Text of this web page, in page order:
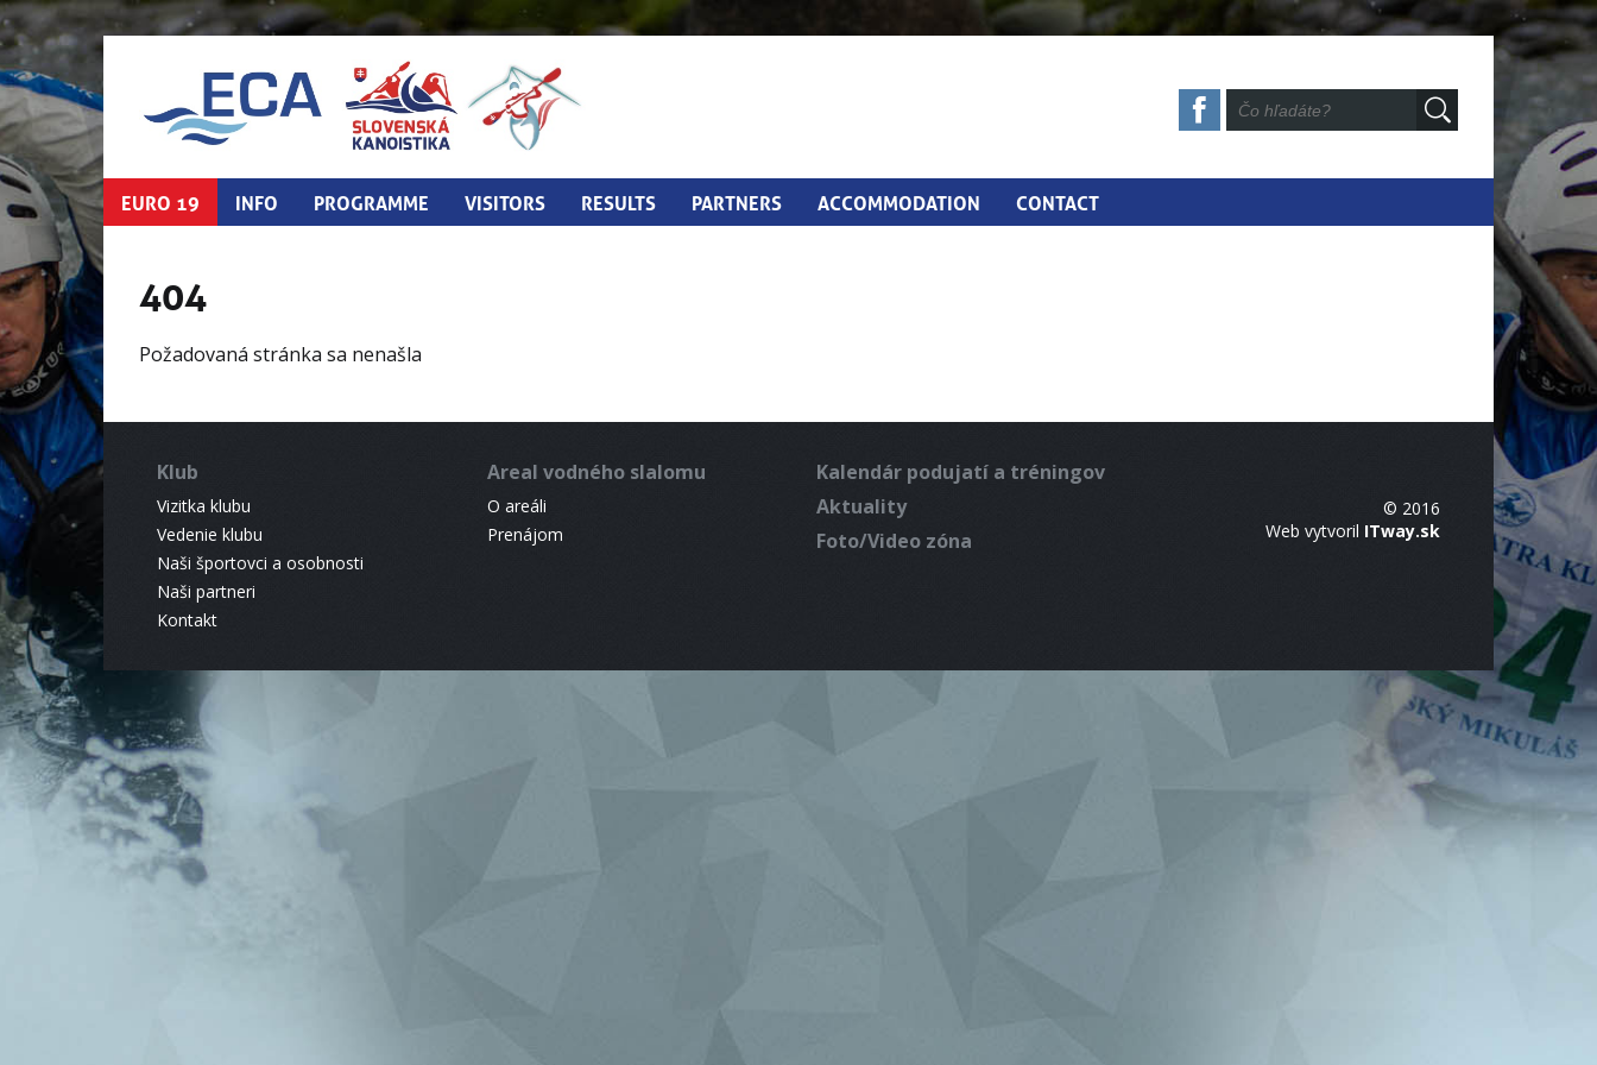
EURO 19 INFO PROGRAMME VISITORS RESULTS PARTNERS ACCOMMODATION CONTACT
404
Požadovaná stránka sa nenašla
Klub
Vizitka klubu
Vedenie klubu
Naši športovci a osobnosti
Naši partneri
Kontakt
Areal vodného slalomu
O areáli
Prenájom
Kalendár podujatí a tréningov
Aktuality
Foto/Video zóna
© 2016
Web vytvoril ITway.sk